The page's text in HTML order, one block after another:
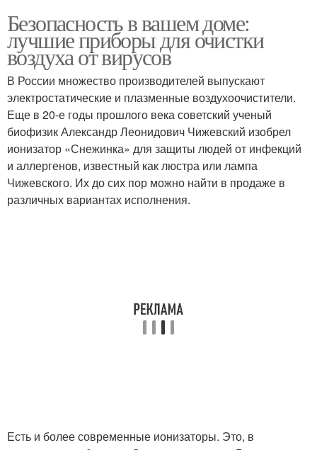
Безопасность в вашем доме:
лучшие приборы для очистки
воздуха от вирусов
В России множество производителей выпускают
электростатические и плазменные воздухоочистители.
Еще в 20-е годы прошлого века советский ученый
биофизик Александр Леонидович Чижевский изобрел
ионизатор «Снежинка» для защиты людей от инфекций
и аллергенов, известный как люстра или лампа
Чижевского. Их до сих пор можно найти в продаже в
различных вариантах исполнения.
Есть и более современные ионизаторы. Это, в